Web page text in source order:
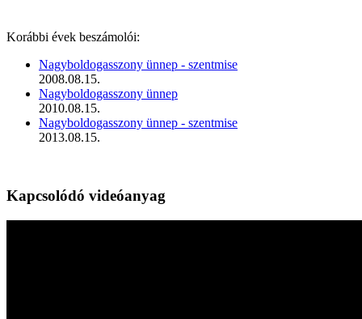
Korábbi évek beszámolói:
Nagyboldogasszony ünnep - szentmise
2008.08.15.
Nagyboldogasszony ünnep
2010.08.15.
Nagyboldogasszony ünnep - szentmise
2013.08.15.
Kapcsolódó videóanyag